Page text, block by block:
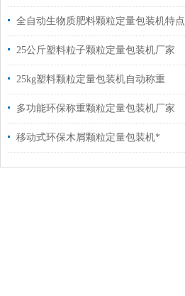
全自动生物质肥料颗粒定量包装机特点
25公斤塑料粒子颗粒定量包装机厂家
25kg塑料颗粒定量包装机自动称重
多功能环保称重颗粒定量包装机厂家
移动式环保木屑颗粒定量包装机*